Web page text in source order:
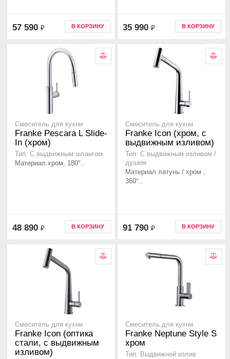
57 590 ₽ В КОРЗИНУ 35 990 ₽ В КОРЗИНУ
Смеситель для кухни
Franke Pescara L Slide-
In (хром)
Тип: С выдвижным шлангом
Материал хром, 180°..
48 890 ₽ В КОРЗИНУ
Смеситель для кухни
Franke Icon (хром, с
выдвижным изливом)
Тип: С выдвижным изливом /
душем
Материал латунь / хром ,
360°..
91 790 ₽ В КОРЗИНУ
Смеситель для кухни
Franke Icon (оптика
стали, с выдвижным
изливом)
Смеситель для кухни
Franke Neptune Style S
хром
Тип: Выдвижной излив